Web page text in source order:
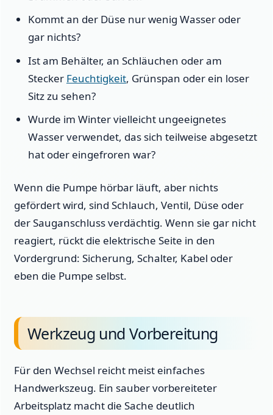
Kommt an der Düse nur wenig Wasser oder
gar nichts?
Ist am Behälter, an Schläuchen oder am
Stecker Feuchtigkeit, Grünspan oder ein loser
Sitz zu sehen?
Wurde im Winter vielleicht ungeeignetes
Wasser verwendet, das sich teilweise abgesetzt
hat oder eingefroren war?
Wenn die Pumpe hörbar läuft, aber nichts
gefördert wird, sind Schlauch, Ventil, Düse oder
der Sauganschluss verdächtig. Wenn sie gar nicht
reagiert, rückt die elektrische Seite in den
Vordergrund: Sicherung, Schalter, Kabel oder
eben die Pumpe selbst.
Werkzeug und Vorbereitung
Für den Wechsel reicht meist einfaches
Handwerkszeug. Ein sauber vorbereiteter
Arbeitsplatz macht die Sache deutlich